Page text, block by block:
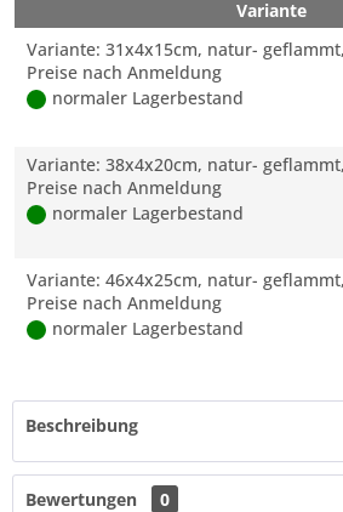
Variante
Variante: 31x4x15cm, natur-
Preise nach Anmeldung
normaler Lagerbestand
Variante: 38x4x20cm, natur-
Preise nach Anmeldung
normaler Lagerbestand
Variante: 46x4x25cm, natur-
Preise nach Anmeldung
normaler Lagerbestand
Beschreibung
Bewertungen
0